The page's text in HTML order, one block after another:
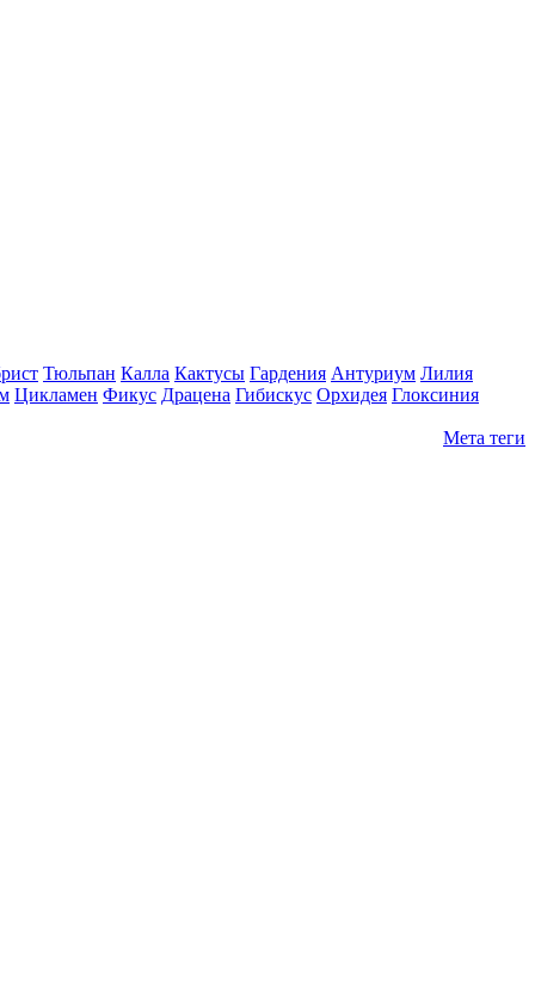
Тюльпан Калла Кактусы Гардения Антуриум Лилия
Цикламен Фикус Драцена Гибискус Орхидея Глоксиния
Мета теги